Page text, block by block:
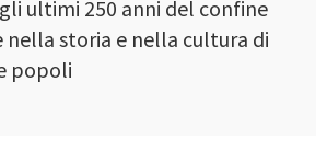
ultimi 250 anni del confine
storia e nella cultura di
popoli